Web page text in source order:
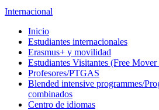
Internacional
Inicio
Estudiantes internacionales
Erasmus+ y movilidad
Estudiantes Visitantes (Free Mover
Profesores/PTGAS
Blended intensive programmes/
combinados
Centro de idiomas